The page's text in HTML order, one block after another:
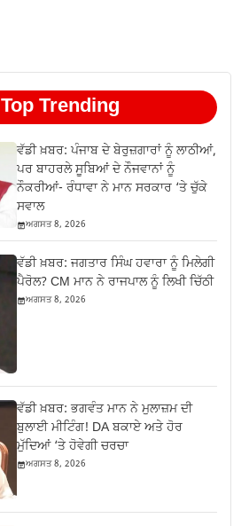
Top Trending
ਵੱਡੀ ਖ਼ਬਰ: ਪੰਜਾਬ ਦੇ ਬੇਰੁਜ਼ਗਾਰਾਂ ਨੂੰ ਲਾਠੀਆਂ,
ਪਰ ਬਾਹਰਲੇ ਸੂਬਿਆਂ ਦੇ ਨੌਜਵਾਨਾਂ ਨੂੰ
ਨੌਕਰੀਆਂ- ਰੰਧਾਵਾ ਨੇ ਮਾਨ ਸਰਕਾਰ ‘ਤੇ ਚੁੱਕੇ
ਸਵਾਲ
ਅਗਸਤ 8, 2026
ਵੱਡੀ ਖ਼ਬਰ: ਜਗਤਾਰ ਸਿੰਘ ਹਵਾਰਾ ਨੂੰ ਮਿਲੇਗੀ
ਪੈਰੋਲ? CM ਮਾਨ ਨੇ ਰਾਜਪਾਲ ਨੂੰ ਲਿਖੀ ਚਿੱਠੀ
ਅਗਸਤ 8, 2026
ਵੱਡੀ ਖ਼ਬਰ: ਭਗਵੰਤ ਮਾਨ ਨੇ ਮੁਲਾਜ਼ਮ ਦੀ
ਬੁਲਾਈ ਮੀਟਿੰਗ! DA ਬਕਾਏ ਅਤੇ ਹੋਰ
ਮੁੱਦਿਆਂ ‘ਤੇ ਹੋਵੇਗੀ ਚਰਚਾ
ਅਗਸਤ 8, 2026